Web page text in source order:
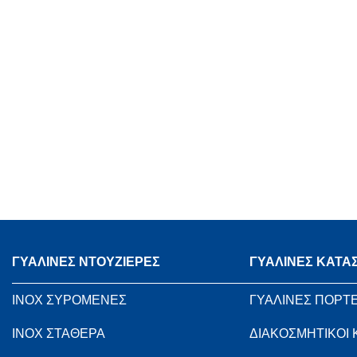
ΓΥΑΛΙΝΕΣ ΝΤΟΥΖΙΕΡΕΣ
INOX ΣΥΡΟΜΕΝΕΣ
INOX ΣΤΑΘΕΡΑ
ΓΥΑΛΙΝΕΣ
ΓΥΑΛΙΝΕΣ